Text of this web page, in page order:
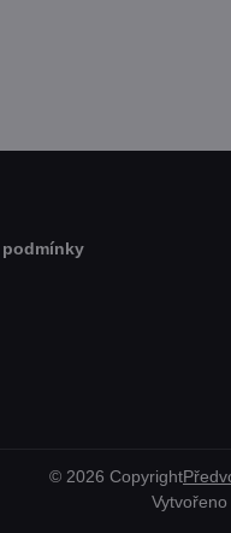
© 2026 Copyright